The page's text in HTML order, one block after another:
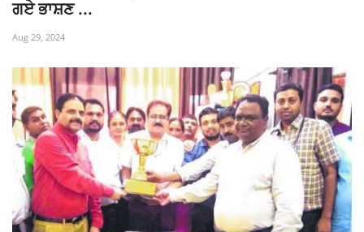
ਗਏ ਭਾਸ਼ਣ ...
Aug 29, 2024